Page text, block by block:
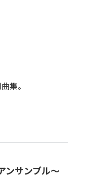
集。
ンサンブル～